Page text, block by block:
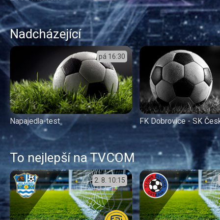
Nadcházející
pá 16:30
Napajedla-test FK Dobrovice - SK
To nejlepší na TVCOM
2. 8. 10:15